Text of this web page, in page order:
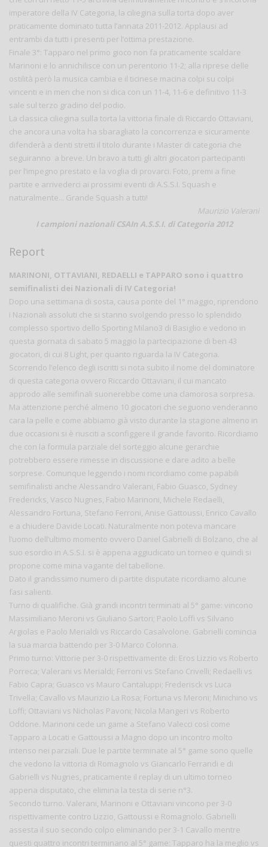
imperatore della IV Categoria, la ciliegina sulla torta dopo aver
praticamente dominato tutta l’annata 2011-2012. Applausi ad
entrambi da tutti i presenti per l’ottima prestazione.
Finale 3°: Tapparo nel primo gioco non fa praticamente scaldare
Marinoni e lo annichilisce con un perentorio 11-2; alla riprese delle
ostilità però la musica cambia e il ticinese macina colpi su colpi
vincenti e in men che non si dica con un 11-4, 11-6 e definitivo 11-3
sale sul terzo gradino del podio.
La classica ciliegina sulla torta la vittoria finale di Riccardo Ottaviani,
che ancora una volta ha sbaragliato la concorrenza e sicuramente
difenderà a denti stretti il titolo durante i Master di categoria che
seguiranno a breve. Un bravo a tutti gli altri giocatori partecipanti
per l’impegno prestato e la voglia di provarci. Foto, premi a fine
partite e arrivederci ai prossimi eventi di A.S.S.I. Squash e
naturalmente... Grande Squash a tutti!
Maurizio Valerani
I campioni nazionali CSAIn A.S.S.I. di Categoria 2012
Report
MARINONI, OTTAVIANI, REDAELLI e TAPPARO sono i quattro
semifinalisti dei Nazionali di IV Categoria!
Dopo una settimana di sosta, causa ponte del 1° maggio, riprendono
i Nazionali assoluti che si stanno svolgendo presso lo splendido
complesso sportivo dello Sporting Milano3 di Basiglio e vedono in
questa giornata di sabato 5 maggio la partecipazione di ben 43
giocatori, di cui 8 Light, per quanto riguarda la IV Categoria.
Scorrendo l’elenco degli iscritti si nota subito il nome del dominatore
di questa categoria ovvero Riccardo Ottaviani, il cui mancato
approdo alle semifinali suonerebbe come una clamorosa sorpresa.
Ma attenzione perché almeno 10 giocatori che seguono venderanno
cara la pelle e come abbiamo già visto durante la stagione almeno in
due occasioni si è riusciti a sconfiggere il grande favorito. Ricordiamo
che con la formula parziale del sorteggio alcune gerarchie
potrebbero essere rimesse in discussione e dare adito a belle
sorprese. Comunque leggendo i nomi ricordiamo come papabili
semifinalisti anche Alessandro Valerani, Fabio Guasco, Sydney
Fredericks, Vasco Nugnes, Fabio Marinoni, Michele Redaelli,
Alessandro Fortuna, Stefano Ferroni, Anise Gattoussi, Enrico Cavallo
e a chiudere Davide Locati. Naturalmente non poteva mancare
l’uomo dell’ultimo momento ovvero Daniel Gabrielli di Bolzano, che al
suo esordio in A.S.S.I. si è appena aggiudicato un torneo e quindi si
propone come mina vagante del tabellone.
Dato il grandissimo numero di partite disputate ricordiamo alcune
fasi salienti.
Turno di qualifiche. Già grandi incontri terminati al 5° game: vincono
Massimiliano Meroni vs Giuliano Sartori; Paolo Loffi vs Silvano
Argiolas e Paolo Merialdi vs Riccardo Casalvolone. Gabrielli comincia
la sua marcia battendo per 3-0 Marco Colonna.
Primo turno: Vittorie per 3-0 rispettivamente di: Eros Lizzio vs Roberto
Porreca; Valerani vs Merialdi; Ferroni vs Stefano Crivelli; Redaelli vs
Fabio Capra; Guasco vs Mauro Cantaluppi; Frederisck vs Luca
Trivella; Cavallo vs Maurizio La Rosa; Fortuna vs Meroni; Minichino vs
Loffi; Ottaviani vs Nicholas Pavoni; Nicola Mangeri vs Roberto
Oddone. Marinoni cede un game a Stefano Valecci così come
Tapparo a Locati e Gattoussi a Magno dopo un incontro molto
intenso nei parziali. Due le partite terminate al 5° game sono quelle
che vedono la vittoria di Romagnolo vs Giancarlo Ferrandi e di
Gabrielli vs Nugnes, praticamente il replay di un ultimo torneo
appena disputato, che elimina la testa di serie n°3.
Secondo turno. Valerani, Marinoni e Ottaviani vincono per 3-0
rispettivamente contro Lizzio, Gattoussi e Romagnolo. Gabrielli
assesta il suo secondo colpo eliminando per 3-1 Cavallo mentre
questi quattro incontri terminano al 5° game: Tapparo ha la meglio vs